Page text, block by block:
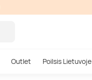
Outlet Poilsis Lietuvoje